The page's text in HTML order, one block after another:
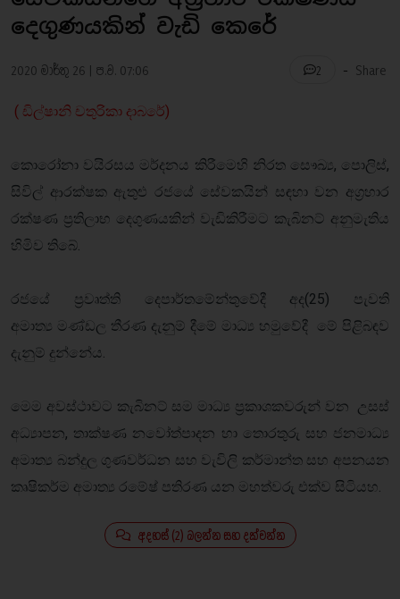
දෙගුණයකින් වැඩි කෙරේ
2020 මාර්තු 26 | ප.ව. 07:06 2 - Share
( ඩිල්ෂානි චතුරිකා දාබරේ)
කොරෝනා වයිරසය මර්දනය කිරීමෙහි නිරත සෞඛ්‍ය, පොලිස්,
සිවිල් ආරක්ෂක ඇතුළු රජයේ සේවකයින් සඳහා වන අග්‍රහාර
රක්ෂණ ප්‍රතිලාභ දෙගුණයකින් වැඩිකිරීමට කැබිනට් අනුමැතිය
හිමිව තිබේ.
රජයේ ප්‍රවෘත්ති දෙපාර්තමේන්තුවේදී අද(25) පැවති
අමාත්‍ය මණ්ඩල තීරණ දැනුම් දීමේ මාධ්‍ය හමුවේදී මේ පිළිබඳව
දැනුම් දුන්නේය.
මෙම අවස්ථාවට කැබිනට් සම මාධ්‍ය ප්‍රකාශකවරුන් වන උසස්
අධ්‍යාපන, තාක්ෂණ නවෝත්පාදන හා තොරතුරු සහ ජනමාධ්‍ය
අමාත්‍ය බන්දුල ගුණවර්ධන සහ වැවිලි කර්මාන්ත සහ අපනයන
කෘෂිකර්ම අමාත්‍ය රමේෂ් පතිරණ යන මහත්වරු එක්ව සිටියහ.
අදහස් (2) බලන්න සහ දක්වන්න